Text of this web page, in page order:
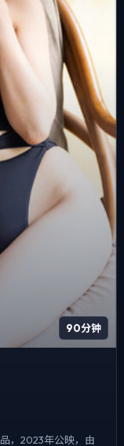
90分钟
，2023年公映，由